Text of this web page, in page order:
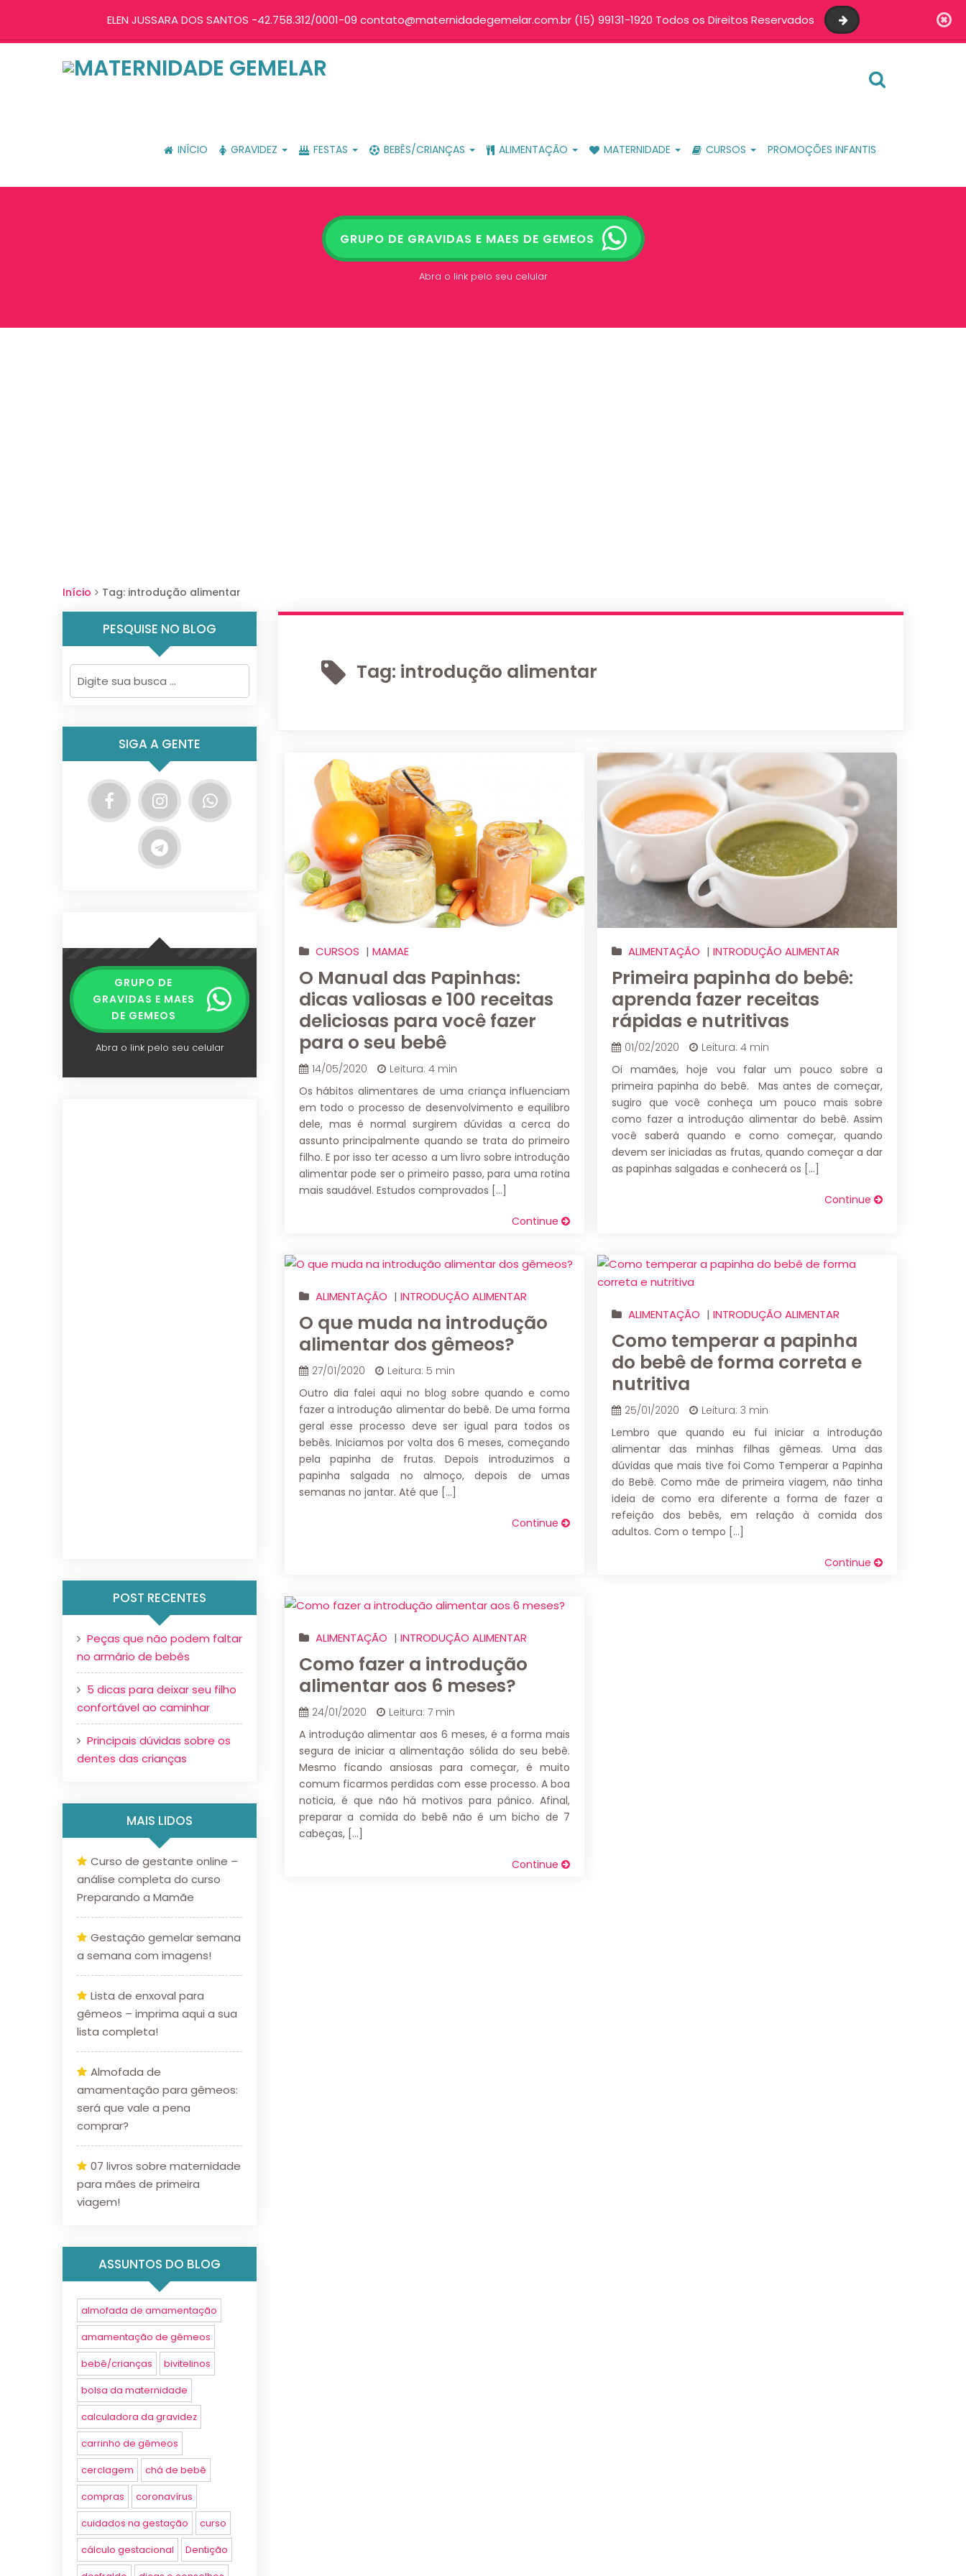
ELEN JUSSARA DOS SANTOS -42.758.312/0001-09 contato@maternidadegemelar.com.br (15) 99131-1920 Todos os Direitos Reservados
INÍCIO GRAVIDEZ FESTAS BEBÊS/CRIANÇAS ALIMENTAÇÃO MATERNIDADE CURSOS PROMOÇÕES INFANTIS
GRUPO DE GRAVIDAS E MAES DE GEMEOS
Abra o link pelo seu celular
Início Tag: introdução alimentar
Tag: introdução alimentar
CURSOS | MAMAE
O Manual das Papinhas:
dicas valiosas e 100 receitas
deliciosas para você fazer
para o seu bebê
14/05/2020
Leitura: 4 min
Os hábitos alimentares de uma criança influenciam
em todo o processo de desenvolvimento e equilibro
dele, mas é normal surgirem dúvidas a cerca do
assunto principalmente quando se trata do primeiro
filho. E por isso ter acesso a um livro sobre introdução
alimentar pode ser o primeiro passo, para uma rotina
mais saudável. Estudos comprovados […]
Continue
ALIMENTAÇÃO | INTRODUÇÃO ALIMENTAR
Primeira papinha do bebê:
aprenda fazer receitas
rápidas e nutritivas
01/02/2020
Leitura: 4 min
Oi mamães, hoje vou falar um pouco sobre a
primeira papinha do bebê. Mas antes de começar,
sugiro que você conheça um pouco mais sobre
como fazer a introdução alimentar do bebê. Assim
você saberá quando e como começar, quando
devem ser iniciadas as frutas, quando começar a dar
as papinhas salgadas e conhecerá os […]
Continue
ALIMENTAÇÃO | INTRODUÇÃO ALIMENTAR
O que muda na introdução
alimentar dos gêmeos?
27/01/2020
Leitura: 5 min
Outro dia falei aqui no blog sobre quando e como
fazer a introdução alimentar do bebê. De uma forma
geral esse processo deve ser igual para todos os
bebês. Iniciamos por volta dos 6 meses, começando
pela papinha de frutas. Depois introduzimos a
papinha salgada no almoço, depois de umas
semanas no jantar. Até que […]
Continue
ALIMENTAÇÃO | INTRODUÇÃO ALIMENTAR
Como temperar a papinha
do bebê de forma correta e
nutritiva
25/01/2020
Leitura: 3 min
Lembro que quando eu fui iniciar a introdução
alimentar das minhas filhas gêmeas. Uma das
dúvidas que mais tive foi Como Temperar a Papinha
do Bebê. Como mãe de primeira viagem, não tinha
ideia de como era diferente a forma de fazer a
refeição dos bebês, em relação à comida dos
adultos. Com o tempo […]
Continue
ALIMENTAÇÃO | INTRODUÇÃO ALIMENTAR
Como fazer a introdução
alimentar aos 6 meses?
24/01/2020
Leitura: 7 min
A introdução alimentar aos 6 meses, é a forma mais
segura de iniciar a alimentação sólida do seu bebê.
Mesmo ficando ansiosas para começar, é muito
comum ficarmos perdidas com esse processo. A boa
noticia, é que não há motivos para pânico. Afinal,
preparar a comida do bebê não é um bicho de 7
cabeças, […]
Continue
PESQUISE NO BLOG
SIGA A GENTE
GRUPO DE
GRAVIDAS E MAES
DE GEMEOS
Abra o link pelo seu celular
POST RECENTES
Peças que não podem faltar
no armário de bebês
5 dicas para deixar seu filho
confortável ao caminhar
Principais dúvidas sobre os
dentes das crianças
MAIS LIDOS
Curso de gestante online –
análise completa do curso
Preparando a Mamãe
Gestação gemelar semana
a semana com imagens!
Lista de enxoval para
gêmeos – imprima aqui a sua
lista completa!
Almofada de
amamentação para gêmeos:
será que vale a pena
comprar?
07 livros sobre maternidade
para mães de primeira
viagem!
ASSUNTOS DO BLOG
almofada de amamentação
amamentação de gêmeos
bebê/crianças bivitelinos
bolsa da maternidade
calculadora da gravidez
carrinho de gêmeos
cerclagem chá de bebê
compras coronavírus
cuidados na gestação curso
cálculo gestacional Dentição